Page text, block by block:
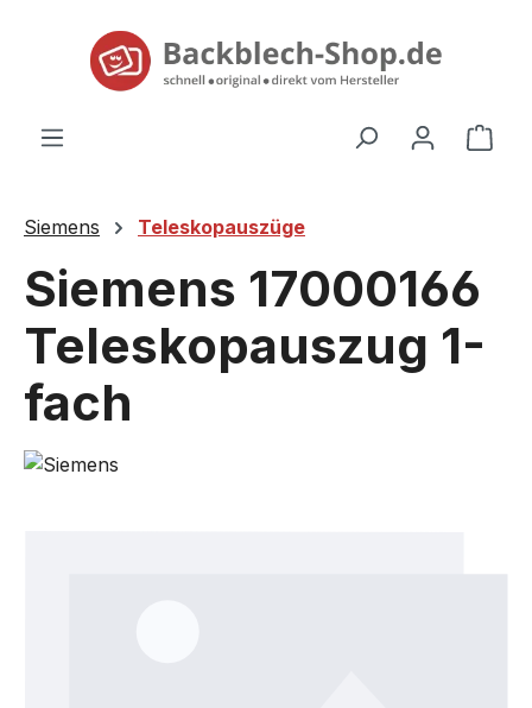
springen
Siemens Teleskopauszüge
Siemens 17000166
Teleskopauszug 1-
fach